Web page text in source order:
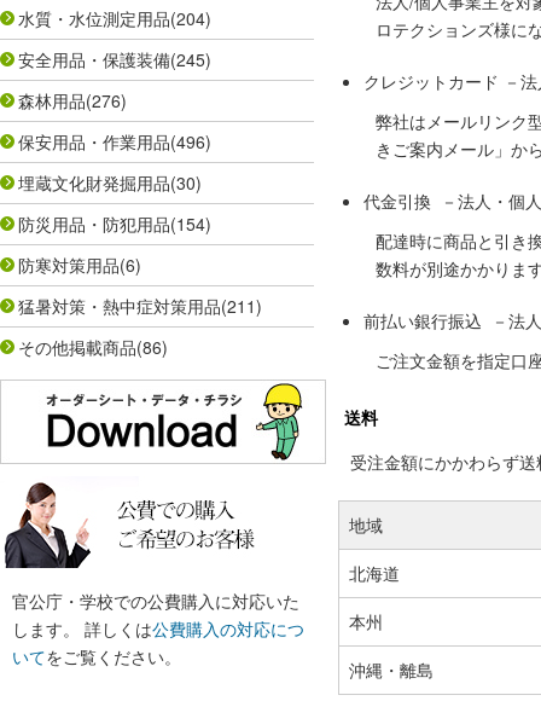
水質・水位測定用品(204)
安全用品・保護装備(245)
森林用品(276)
保安用品・作業用品(496)
埋蔵文化財発掘用品(30)
防災用品・防犯用品(154)
防寒対策用品(6)
猛暑対策・熱中症対策用品(211)
その他掲載商品(86)
官公庁・学校での公費購入に対応いた
します。 詳しくは公費購入の対応につ
いてをご覧ください。
ロテクションズ様に
クレジットカード －
弊社はメールリンク
きご案内メール」か
代金引換 －法人・個
配達時に商品と引き
数料が別途かかりま
前払い銀行振込 －法
ご注文金額を指定口
送料
受注金額にかかわらず
地域
北海道
本州
沖縄・離島